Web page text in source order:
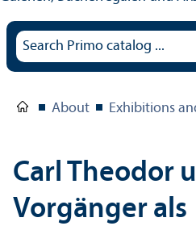
About Exhibitions
Carl Theodor
Vorgänger als